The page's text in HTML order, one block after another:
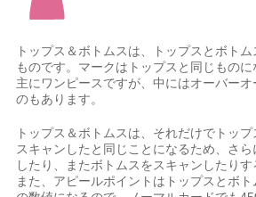
トップス＆ボトムスは、トップスとボト
ものです。マークはトップスと同じものに
主にワンピースですが、中にはオーバー
のもあります。
トップス＆ボトムスは、それだけでトッ
スキャンしたと同じことになるため、さ
したり、またボトムスをスキャンしたりす
また、アピールポイントはトップスとボ